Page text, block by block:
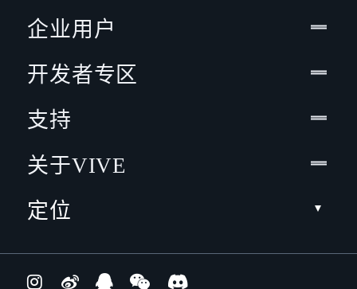
企业用户
开发者专区
支持
关于VIVE
定位